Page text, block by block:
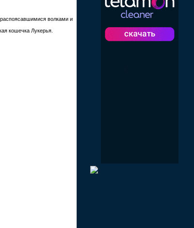
волками и
кошечка Лукерья.